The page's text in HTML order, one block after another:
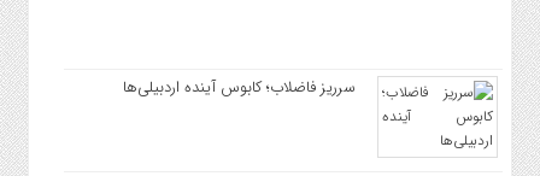
سرریز فاضلاب؛ کابوس آینده اردبیلی‌ها